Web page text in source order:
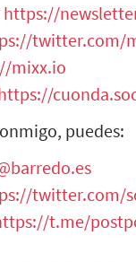
https://
twitter.com/
mixx.io
puedes:
twitter.com/
t.me/